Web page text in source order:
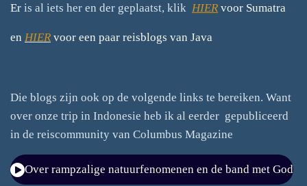
Er is al iets her en der geplaatst, klik HIER voor Sumatra
en HIER voor een paar reisblogs van Java
Die blogs zijn ook op de volgende links te bereiken. Want
over onze trip in Indonesie heb ik al eerder gepubliceerd
in de reiscommunity van Columbus Magazine
Over rampzalige natuurfenomenen en de band met God